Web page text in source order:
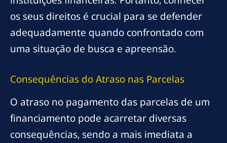
os seus direitos é crucial para se defender
adequadamente quando confrontado com
uma situação de busca e apreensão.
Consequências do Atraso nas Parcelas
O atraso no pagamento das parcelas de um
financiamento pode acarretar diversas
consequências, sendo a mais imediata a